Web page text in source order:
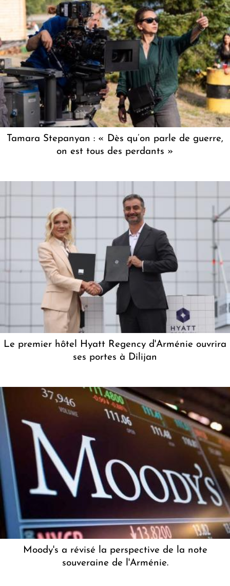
Tamara Stepanyan : « Dès qu’on parle de guerre,
on est tous des perdants »
Le premier hôtel Hyatt Regency d'Arménie ouvrira
ses portes à Dilijan
Moody's a révisé la perspective de la note
souveraine de l'Arménie.